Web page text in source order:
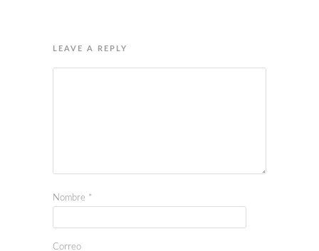
LEAVE A REPLY
Nombre *
Correo